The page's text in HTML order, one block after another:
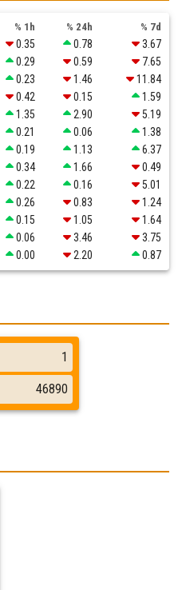
% 1h % 24h % 7d
0.35 0.78
3.67
0.29 0.59
7.65
0.23 1.46
11.84
0.42 0.15
1.59
1.35 2.90
5.19
0.21 0.06
1.38
0.19 1.13
6.37
0.34 1.66
0.49
0.22 0.16
5.01
0.26 0.83
1.24
0.15 1.05
1.64
0.06 3.46
3.75
0.00 2.20 0.87